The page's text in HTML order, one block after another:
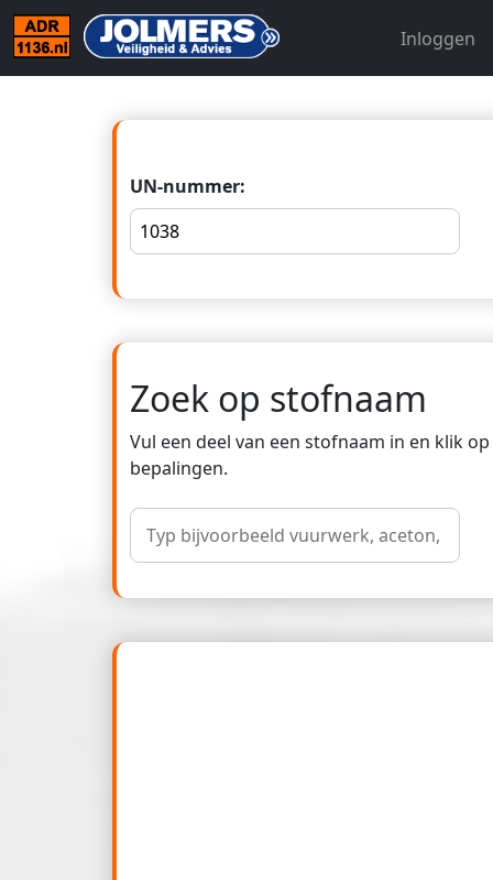
Inloggen
UN-nummer:
Zoek op stofnaam
Vul een deel van een stofnaam in en klik
bepalingen.